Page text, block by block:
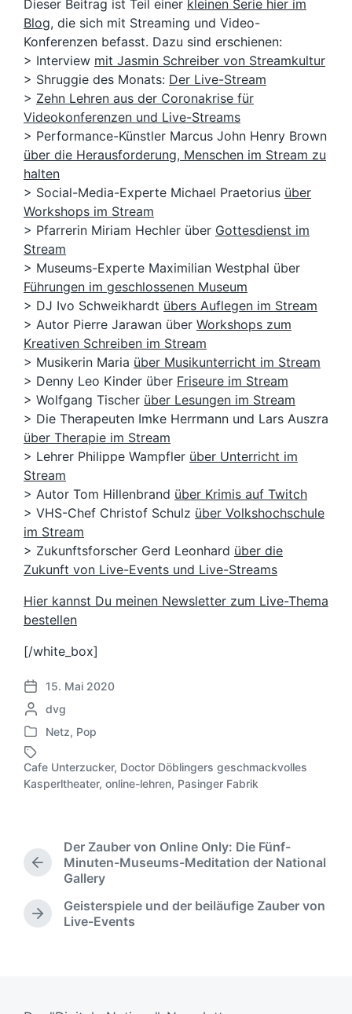
Dieser Beitrag ist Teil einer kleinen Serie hier im
Blog, die sich mit Streaming und Video-
Konferenzen befasst. Dazu sind erschienen:
> Interview mit Jasmin Schreiber von Streamkultur
> Shruggie des Monats: Der Live-Stream
> Zehn Lehren aus der Coronakrise für
Videokonferenzen und Live-Streams
> Performance-Künstler Marcus John Henry Brown
über die Herausforderung, Menschen im Stream zu
halten
> Social-Media-Experte Michael Praetorius über
Workshops im Stream
> Pfarrerin Miriam Hechler über Gottesdienst im
Stream
> Museums-Experte Maximilian Westphal über
Führungen im geschlossenen Museum
> DJ Ivo Schweikhardt übers Auflegen im Stream
> Autor Pierre Jarawan über Workshops zum
Kreativen Schreiben im Stream
> Musikerin Maria über Musikunterricht im Stream
> Denny Leo Kinder über Friseure im Stream
> Wolfgang Tischer über Lesungen im Stream
> Die Therapeuten Imke Herrmann und Lars Auszra
über Therapie im Stream
> Lehrer Philippe Wampfler über Unterricht im
Stream
> Autor Tom Hillenbrand über Krimis auf Twitch
> VHS-Chef Christof Schulz über Volkshochschule
im Stream
> Zukunftsforscher Gerd Leonhard über die
Zukunft von Live-Events und Live-Streams
Hier kannst Du meinen Newsletter zum Live-Thema
bestellen
[/white_box]
V
e
r
ö
f
i
c
u
n
15. Mai 2020
G
e
c
h
r
e
n
o
n
dvg
V
e
r
ö
n
t
c
Netz, Pop
S
g
w
r
t
Cafe Unterzucker, Doctor Döblingers geschmackvolles
Kasperltheater, online-lehren, Pasinger Fabrik
V
r
h
e
Der Zauber von Online Only: Die Fünf-
Minuten-Museums-Meditation der National
Gallery
N
Geisterspiele und der beiläufige Zauber von
Live-Events